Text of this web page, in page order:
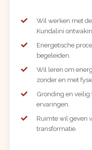
Wil werken met
Kundalini
Energetische
begeleiden.
Wil leren om
zonder en met
Gronding en
ervaringen.
Ruimte wil geven
transformatie.